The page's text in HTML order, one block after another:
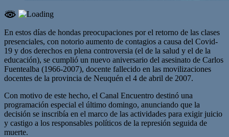
En estos días de hondas preocupaciones por el retorno de las clases
presenciales, con notorio aumento de contagios a causa del Covid-
19 y dos derechos en plena controversia (el de la salud y el de la
educación), se cumplió un nuevo aniversario del asesinato de Carlos
Fuentealba (1966-2007), docente fallecido en las movilizaciones
docentes de la provincia de Neuquén el 4 de abril de 2007.
Con motivo de este hecho, el Canal Encuentro destinó una
programación especial el último domingo, anunciando que la
decisión se inscribía en el marco de las actividades para exigir juicio
y castigo a los responsables políticos de la represión seguida de
muerte.